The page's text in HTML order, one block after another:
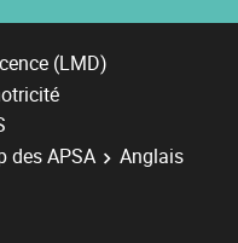
(LMD)
des APSA
Anglais